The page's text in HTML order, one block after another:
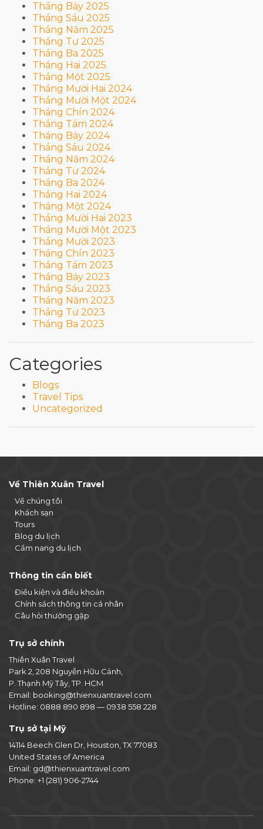
Tháng Bảy 2025
Tháng Sáu 2025
Tháng Năm 2025
Tháng Tư 2025
Tháng Ba 2025
Tháng Hai 2025
Tháng Một 2025
Tháng Mười Hai 2024
Tháng Mười Một 2024
Tháng Chín 2024
Tháng Tám 2024
Tháng Bảy 2024
Tháng Sáu 2024
Tháng Năm 2024
Tháng Tư 2024
Tháng Ba 2024
Tháng Hai 2024
Tháng Một 2024
Tháng Mười Hai 2023
Tháng Mười Một 2023
Tháng Mười 2023
Tháng Chín 2023
Tháng Tám 2023
Tháng Bảy 2023
Tháng Sáu 2023
Tháng Năm 2023
Tháng Tư 2023
Tháng Ba 2023
Categories
Blogs
Travel Tips
Uncategorized
Về Thiên Xuân Travel
Về chúng tôi
Khách sạn
Tours
Blog du lịch
Cẩm nang du lịch
Thông tin cần biết
Điều kiện và điều khoản
Chính sách thông tin cá nhân
Câu hỏi thường gặp
Trụ sở chính
Thiên Xuân Travel
Park 2, 208 Nguyễn Hữu Cảnh,
P. Thạnh Mỹ Tây, TP. HCM
Email: booking@thienxuantravel.com
Hotline: 0888 890 898 — 0938 558 228
Trụ sở tại Mỹ
14114 Beech Glen Dr, Houston, TX 77083
United States of America
Email: gd@thienxuantravel.com
Phone: +1 (281) 906-2744